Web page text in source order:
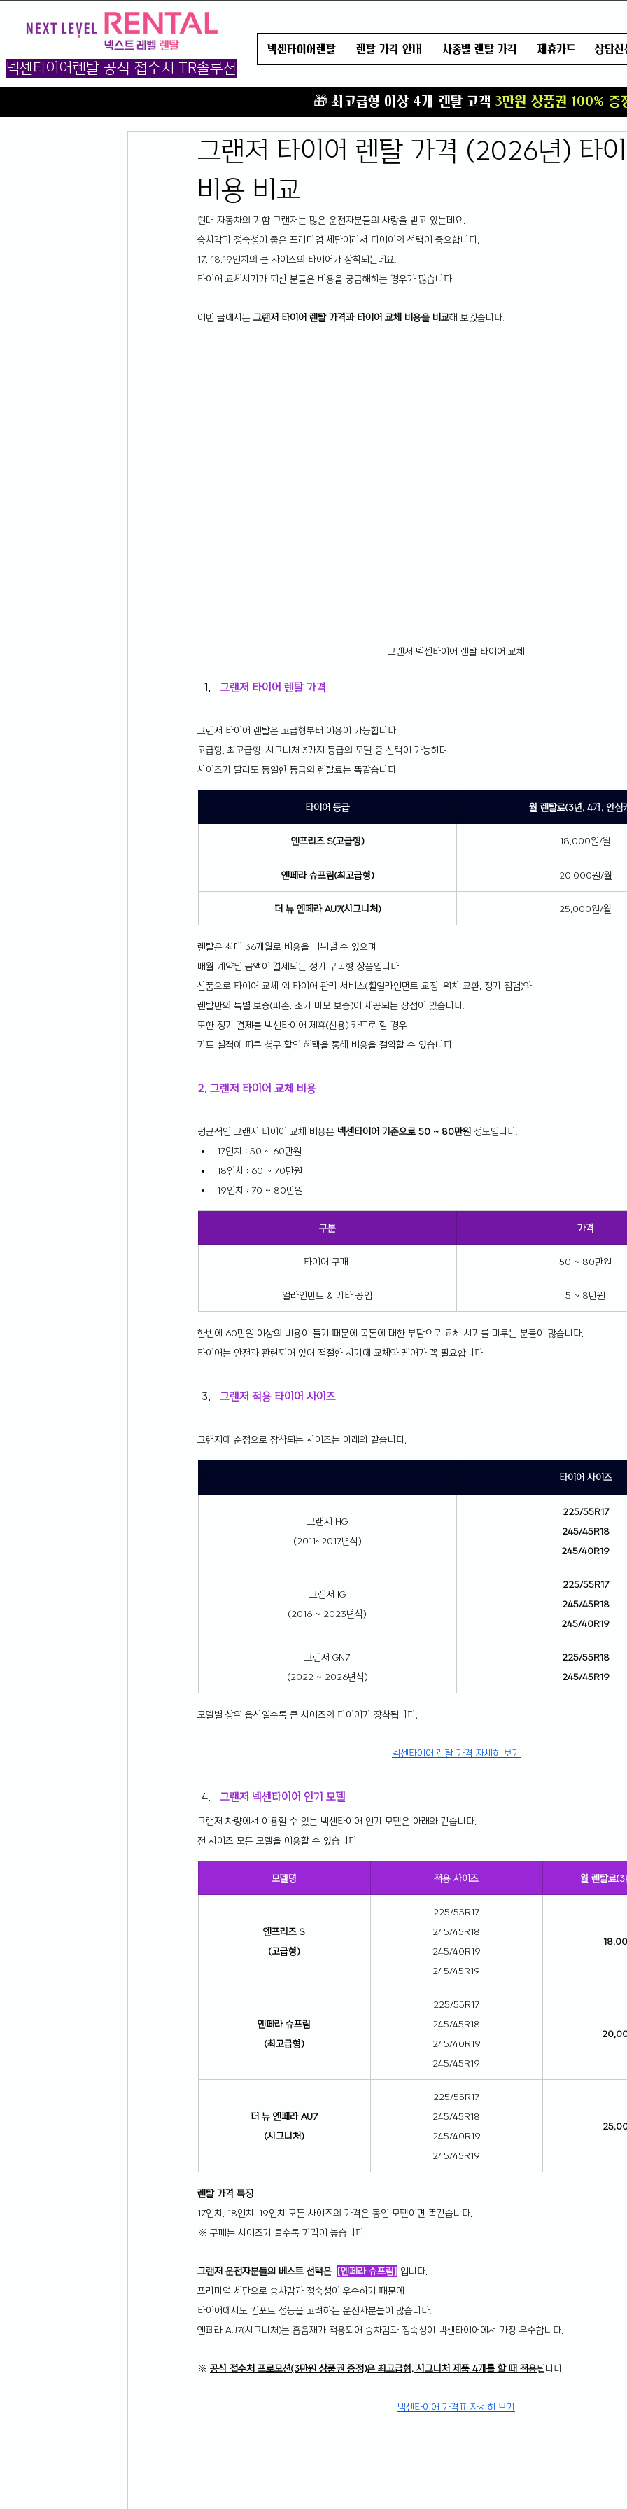
넥센타이어렌탈 공식 접수처 TR솔루션
넥센타이어렌탈 렌탈 가격 안내 차종별 렌탈 가격 제휴카드 상담신
🎁 최고급형 이상 4개 렌탈 고객 3만원 상품권 100% 증
그랜저 타이어 렌탈 가격 (2026년) 타
비용 비교
현대 자동차의 기함 그랜저는 많은 운전자분들의 사랑을 받고 있는데요.
승차감과 정숙성이 좋은 프리미엄 세단이라서 타이어의 선택이 중요합니다.
17, 18,19인치의 큰 사이즈의 타이어가 장착되는데요.
타이어 교체시기가 되신 분들은 비용을 궁금해하는 경우가 많습니다.
이번 글에서는 그랜저 타이어 렌탈 가격과 타이어 교체 비용을 비교해 보겠습니다.
그랜저 넥센타이어 렌탈 타이어 교체
그랜저 타이어 렌탈 가격
그랜저 타이어 렌탈은 고급형부터 이용이 가능합니다.
고급형, 최고급형, 시그니처 3가지 등급의 모델 중 선택이 가능하며,
사이즈가 달라도 동일한 등급의 렌탈료는 똑같습니다.
타이어 등급 월 렌탈료(3년, 4개, 안심
엔프리즈 S(고급형) 18,000원/월
엔페라 슈프림(최고급형) 20,000원/월
더 뉴 엔페라 AU7(시그니처) 25,000원/월
렌탈은 최대 36개월로 비용을 나눠낼 수 있으며
매월 계약된 금액이 결제되는 정기 구독형 상품입니다.
신품으로 타이어 교체 외 타이어 관리 서비스(휠얼라인먼트 교정, 위치 교환, 정기 점검)와
렌탈만의 특별 보증(파손, 조기 마모 보증)이 제공되는 장점이 있습니다.
또한 정기 결제를 넥센타이어 제휴(신용) 카드로 할 경우
카드 실적에 따른 청구 할인 혜택을 통해 비용을 절약할 수 있습니다.
2. 그랜저 타이어 교체 비용
평균적인 그랜저 타이어 교체 비용은 넥센타이어 기준으로 50 ~ 80만원 정도입니다.
17인치 : 50 ~ 60만원
18인치 : 60 ~ 70만원
19인치 : 70 ~ 80만원
구분 가격
타이어 구매 50 ~ 80만원
얼라인먼트 & 기타 공임 5 ~ 8만원
한번에 60만원 이상의 비용이 들기 때문에 목돈에 대한 부담으로 교체 시기를 미루는 분들이 많습니다.
타이어는 안전과 관련되어 있어 적절한 시기에 교체와 케어가 꼭 필요합니다.
그랜저 적용 타이어 사이즈
그랜저에 순정으로 장착되는 사이즈는 아래와 같습니다.
( 타이어 사이즈
그랜저 HG
(2011~2017년식)
225/55R17
245/45R18
245/40R19
그랜저 IG
(2016 ~ 2023년식)
225/55R17
245/45R18
245/40R19
그랜저 GN7
(2022 ~ 2026년식)
225/55R18
245/45R19
모델별 상위 옵션일수록 큰 사이즈의 타이어가 장착됩니다.
넥센타이어 렌탈 가격 자세히 보기
그랜저 넥센타이어 인기 모델
그랜저 차량에서 이용할 수 있는 넥센타이어 인기 모델은 아래와 같습니다.
전 사이즈 모든 모델을 이용할 수 있습니다.
모델명 적용 사이즈 월 렌탈료
엔프리즈 S
(고급형)
225/55R17
245/45R18
245/40R19
245/45R19
엔페라 슈프림
(최고급형)
225/55R17
245/45R18
245/40R19
245/45R19
더 뉴 엔페라 AU7
(시그니처)
225/55R17
245/45R18
245/40R19
245/45R19
렌탈 가격 특징
17인치, 18인치, 19인치 모든 사이즈의 가격은 동일 모델이면 똑같습니다.
※ 구매는 사이즈가 클수록 가격이 높습니다
그랜저 운전자분들의 베스트 선택은 [엔페라 슈프림] 입니다.
프리미엄 세단으로 승차감과 정숙성이 우수하기 때문에
타이어에서도 컴포트 성능을 고려하는 운전자분들이 많습니다.
엔페라 AU7(시그니처)는 흡음재가 적용되어 승차감과 정숙성이 넥센타이어에서 가장 우수합니다.
※ 공식 접수처 프로모션(3만원 상품권 증정)은 최고급형, 시그니처 제품 4개를 할 때 적용됩니다.
넥센타이어 가격표 자세히 보기